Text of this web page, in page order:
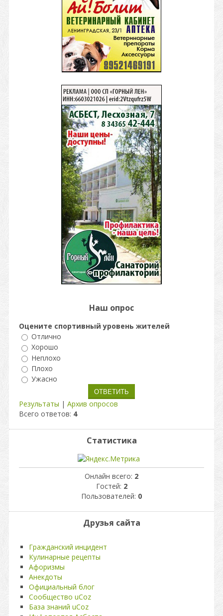
Наш опрос
Оцените спортивный уровень жителей
Отлично
Хорошо
Неплохо
Плохо
Ужасно
Результаты | Архив опросов
Всего ответов: 4
Статистика
Онлайн всего: 2
Гостей: 2
Пользователей: 0
Друзья сайта
Гражданский инцидент
Кулинарные рецепты
Афоризмы
Анекдоты
Официальный блог
Сообщество uCoz
База знаний uCoz